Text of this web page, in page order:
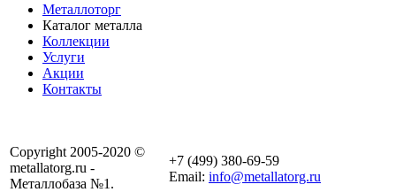
Металлоторг
Каталог металла
Коллекции
Услуги
Акции
Контакты
Copyright 2005-2020 ©
metallatorg.ru -
Металлобаза №1.
+7 (499) 380-69-59
Email: info@metallatorg.ru